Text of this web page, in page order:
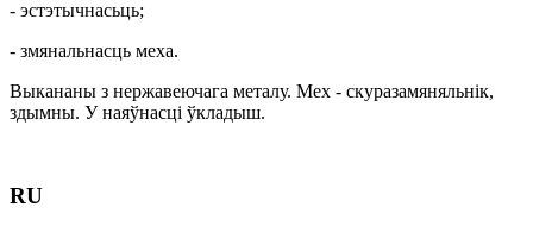
- эстэтычнасьць;
- змянальнасць меха.
Выкананы з нержавеючага металу. Мех - скуразамяняльнік,
здымны. У наяўнасці ўкладыш.
RU